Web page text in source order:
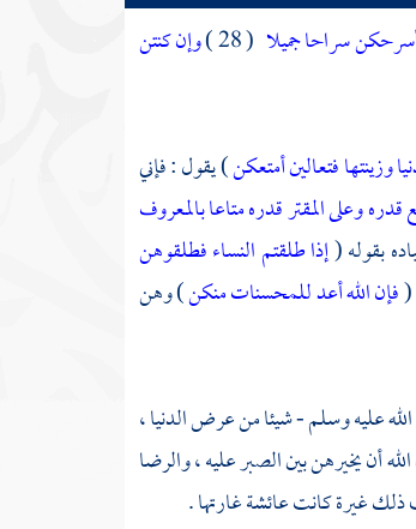
سراحا جميلا ( 28 )
وإن كنتن
وزينتها فتعالين أمتعكن) يقول : فإني
وعلى المقتر قدره متاعا بالمعروف
بقوله (إذا طلقتم النساء فطلقوهن
(فإن الله أعد للمحسنات منكن) وهن
عليه وسلم - شيئا من عرض الدنيا ،
أن يخيرهن بين الصبر عليه ، والرضا
ذلك غيرة كانتعائشةغارتها .